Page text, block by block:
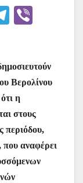
T
gr
a
m
Βερολίνου
η
στους
περιόδου,
αναφέρει